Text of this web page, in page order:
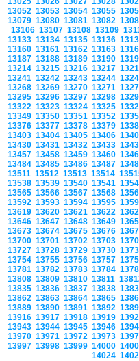
13052 13053 13054 13055
13079 13080 13081 13082
13106 13107 13108 13109
13133 13134 13135 13136
13160 13161 13162 13163
13187 13188 13189 13190
13214 13215 13216 13217
13241 13242 13243 13244
13268 13269 13270 13271
13295 13296 13297 13298
13322 13323 13324 13325
13349 13350 13351 13352
13376 13377 13378 13379
13403 13404 13405 13406
13430 13431 13432 13433
13457 13458 13459 13460
13484 13485 13486 13487
13511 13512 13513 13514
13538 13539 13540 13541
13565 13566 13567 13568
13592 13593 13594 13595
13619 13620 13621 13622
13646 13647 13648 13649
13673 13674 13675 13676
13700 13701 13702 13703
13727 13728 13729 13730
13754 13755 13756 13757
13781 13782 13783 13784
13808 13809 13810 13811
13835 13836 13837 13838
13862 13863 13864 13865
13889 13890 13891 13892
13916 13917 13918 13919
13943 13944 13945 13946
13970 13971 13972 13973
13997 13998 13999 14000
14024